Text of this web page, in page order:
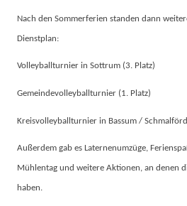
Nach den Sommerferien standen dann
Dienstplan:
Volleyballturnier in Sottrum (3. Platz)
Gemeindevolleyballturnier (1. Platz)
Kreisvolleyballturnier in Bassum /
Außerdem gab es Laternenumzüge,
Mühlentag und weitere Aktionen, an denen
haben.